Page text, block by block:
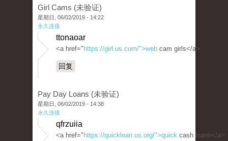
Girl Cams (未验证)
星期日, 06/02/2019 - 14:22
永久连接
ttonaoar
<a href=" https://girl.us.com/">web cam girls</a>
回复
Pay Day Loans (未验证)
星期日, 06/02/2019 - 14:38
永久连接
qfrzuiia
<a href=" https://quickloan.us.org/">quick cash loans</a>